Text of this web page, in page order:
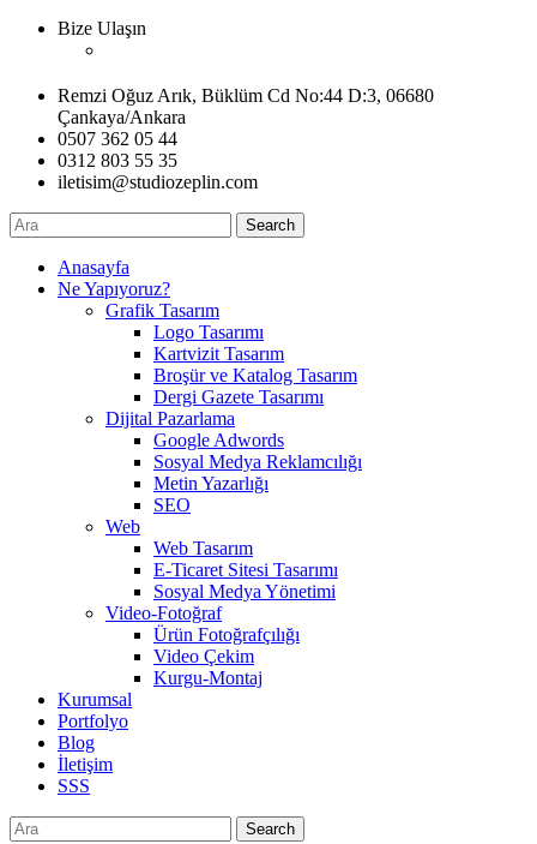
Bize Ulaşın
Remzi Oğuz Arık, Büklüm Cd No:44 D:3, 06680
Çankaya/Ankara
0507 362 05 44
0312 803 55 35
iletisim@studiozeplin.com
Search
Anasayfa
Ne Yapıyoruz?
Grafik Tasarım
Logo Tasarımı
Kartvizit Tasarım
Broşür ve Katalog Tasarım
Dergi Gazete Tasarımı
Dijital Pazarlama
Google Adwords
Sosyal Medya Reklamcılığı
Metin Yazarlığı
SEO
Web
Web Tasarım
E-Ticaret Sitesi Tasarımı
Sosyal Medya Yönetimi
Video-Fotoğraf
Ürün Fotoğrafçılığı
Video Çekim
Kurgu-Montaj
Kurumsal
Portfolyo
Blog
İletişim
SSS
Search